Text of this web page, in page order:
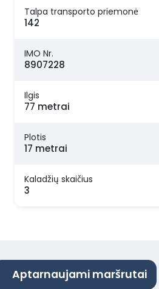
Talpa transporto priemonė
142
IMO Nr.
8907228
Ilgis
77 metrai
Plotis
17 metrai
Kaladžių skaičius
3
Aptarnaujami maršrutai